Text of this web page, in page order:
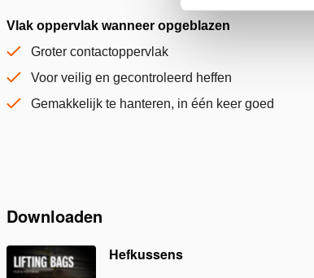
Vlak oppervlak wanneer opgeblazen
Groter contactoppervlak
Voor veilig en gecontroleerd heffen
Gemakkelijk te hanteren, in één keer goed
Downloaden
Hefkussens